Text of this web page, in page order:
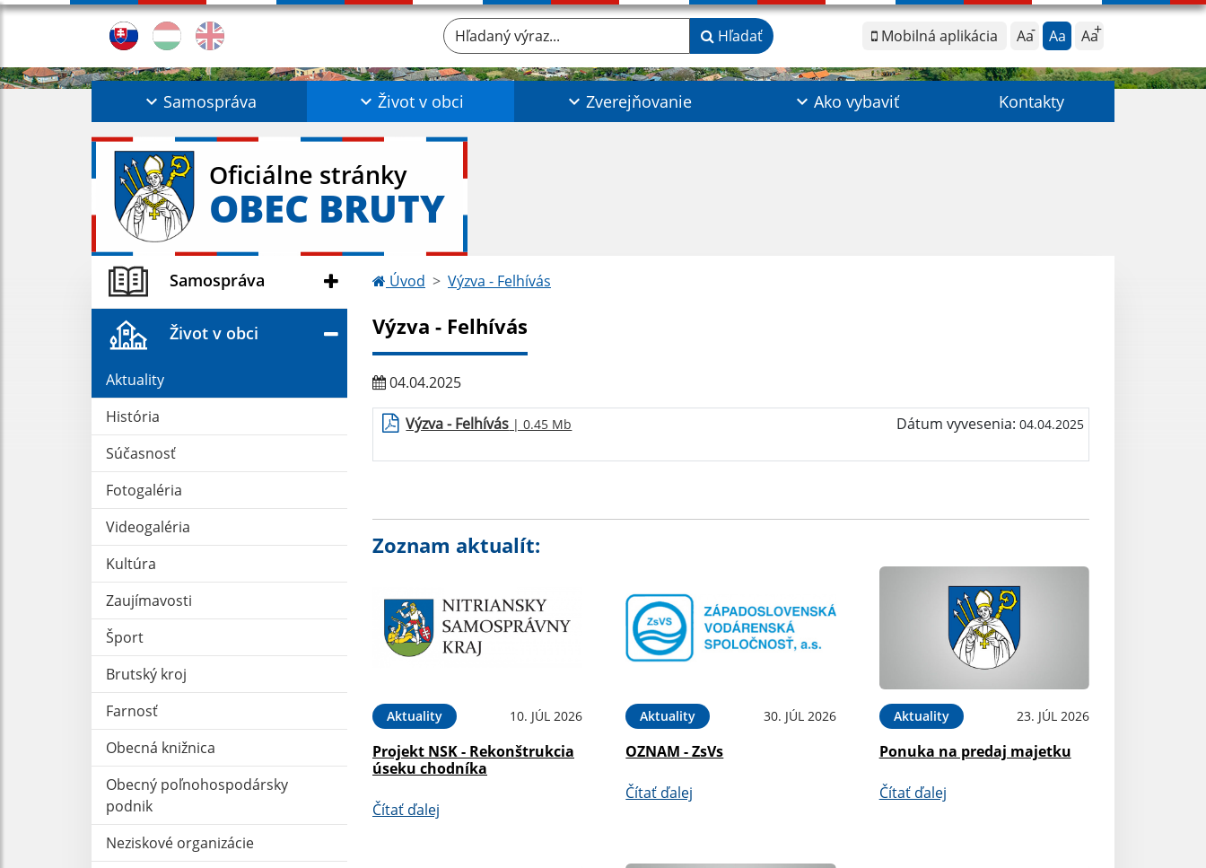
Mobilná aplikácia Aa Aa Aa
Hľadaný výraz... Hľadať
Samospráva Život v obci Zverejňovanie Ako vybaviť Kontakty
Oficiálne stránky
OBEC BRUTY
Samospráva
Život v obci
Aktuality
História
Súčasnosť
Fotogaléria
Videogaléria
Kultúra
Zaujímavosti
Šport
Brutský kroj
Farnosť
Obecná knižnica
Obecný poľnohospodársky
podnik
Neziskové organizácie
Úvod Výzva - Felhívás
Výzva - Felhívás
04.04.2025
Výzva - Felhívás | 0.45 Mb Dátum vyvesenia: 04.04.2025
Zoznam aktualít:
Aktuality 10. JÚL 2026
Projekt NSK - Rekonštrukcia
úseku chodníka
Čítať ďalej
Aktuality 30. JÚL 2026
OZNAM - ZsVs
Čítať ďalej
Aktuality 23. JÚL 2026
Ponuka na predaj majetku
Čítať ďalej